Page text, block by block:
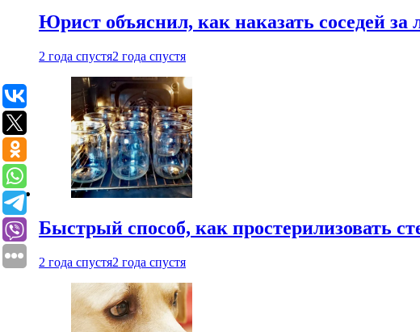
Юрист объяснил, как наказать соседей за
2 года спустя2 года спустя
Быстрый способ, как простерилизовать
2 года спустя2 года спустя